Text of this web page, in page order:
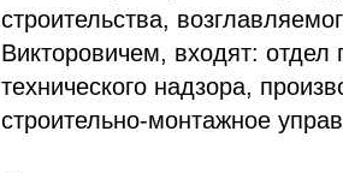
строительства,
Викторовичем, входят: отдел
технического надзора,
строительно-монтажное